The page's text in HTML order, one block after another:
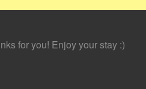
for you! Enjoy your stay :)